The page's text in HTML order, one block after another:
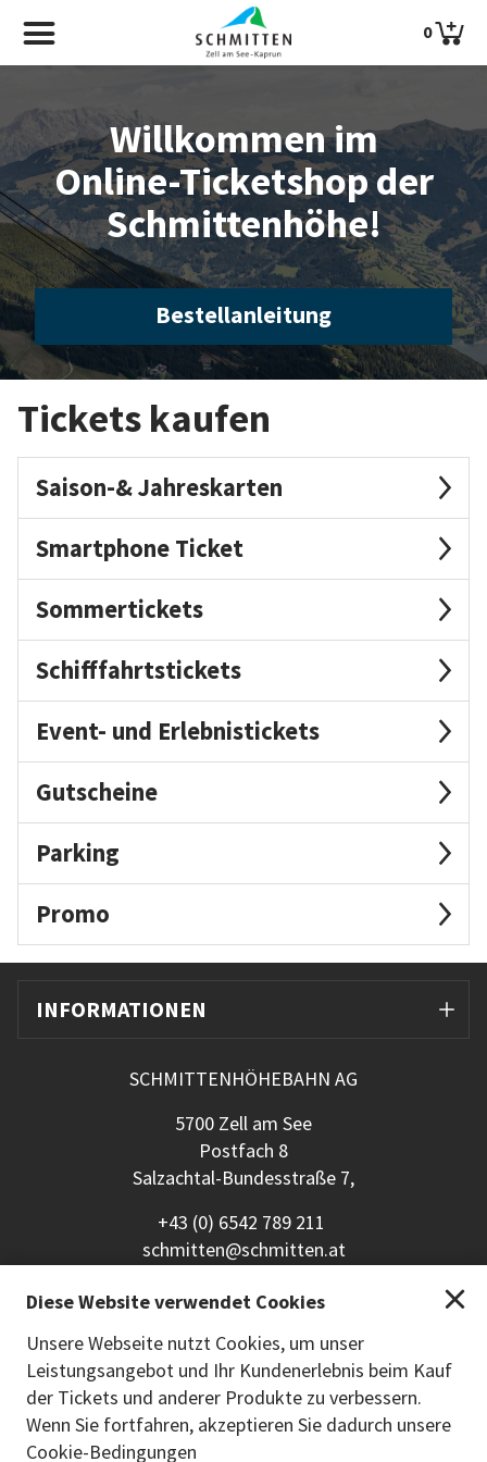
0
Willkommen im
Online-Ticketshop der
Schmittenhöhe!
Bestellanleitung
Tickets kaufen
Saison-& Jahreskarten
Smartphone Ticket
Sommertickets
Schifffahrtstickets
Event- und Erlebnistickets
Gutscheine
Parking
Promo
INFORMATIONEN
SCHMITTENHÖHEBAHN AG
5700 Zell am See
Postfach 8
Salzachtal-Bundesstraße 7,
+43 (0) 6542 789 211
schmitten@schmitten.at
ZAHLUNGSMETHODEN
Diese Website verwendet Cookies
Unsere Webseite nutzt Cookies, um unser
Leistungsangebot und Ihr Kundenerlebnis beim Kauf
der Tickets und anderer Produkte zu verbessern.
Wenn Sie fortfahren, akzeptieren Sie dadurch unsere
Cookie-Bedingungen